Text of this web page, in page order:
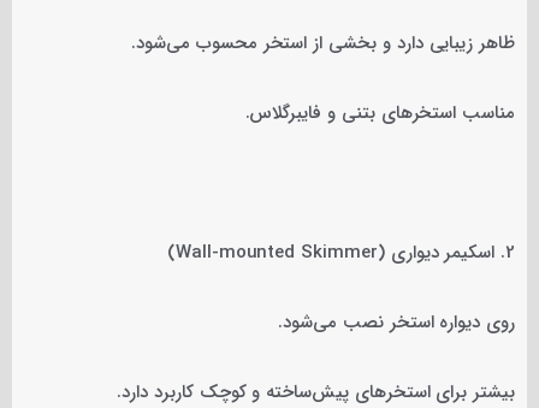
ظاهر زیبایی دارد و بخشی از استخر محسوب می‌شود.
مناسب استخرهای بتنی و فایبرگلاس.
2. اسکیمر دیواری (Wall-mounted Skimmer)
روی دیواره استخر نصب می‌شود.
بیشتر برای استخرهای پیش‌ساخته و کوچک کاربرد دارد.